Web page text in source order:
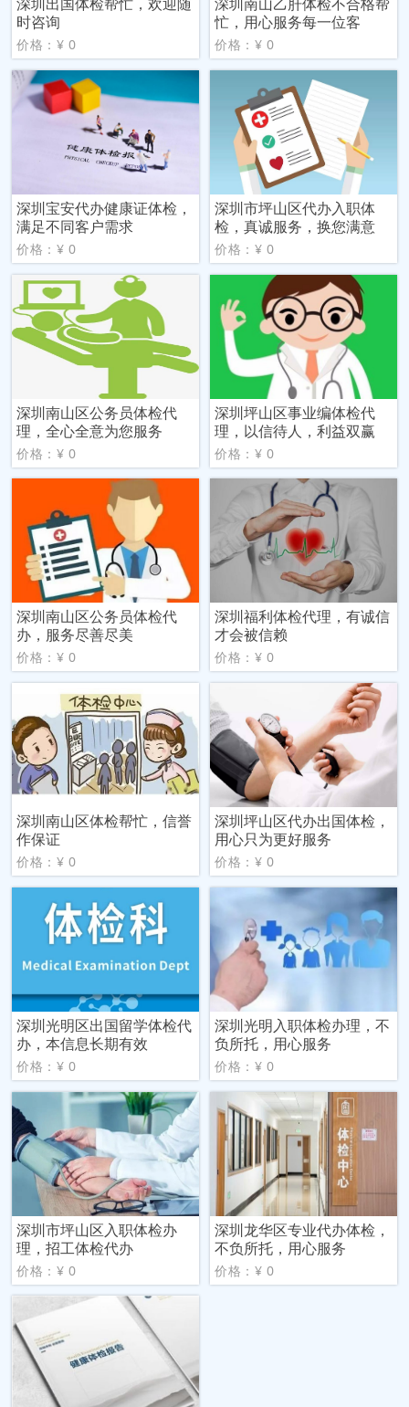
时咨询
价格：¥ 0
忙，用心服务每一位客
价格：¥ 0
深圳宝安代办健康证体检，
满足不同客户需求
价格：¥ 0
深圳市坪山区代办入职体
检，真诚服务，换您满意
价格：¥ 0
深圳南山区公务员体检代
理，全心全意为您服务
价格：¥ 0
深圳坪山区事业编体检代
理，以信待人，利益双赢
价格：¥ 0
深圳南山区公务员体检代
办，服务尽善尽美
价格：¥ 0
深圳福利体检代理，有诚信
才会被信赖
价格：¥ 0
深圳南山区体检帮忙，信誉
作保证
价格：¥ 0
深圳坪山区代办出国体检，
用心只为更好服务
价格：¥ 0
深圳光明区出国留学体检代
办，本信息长期有效
价格：¥ 0
深圳光明入职体检办理，不
负所托，用心服务
价格：¥ 0
深圳市坪山区入职体检办
理，招工体检代办
价格：¥ 0
深圳龙华区专业代办体检，
不负所托，用心服务
价格：¥ 0